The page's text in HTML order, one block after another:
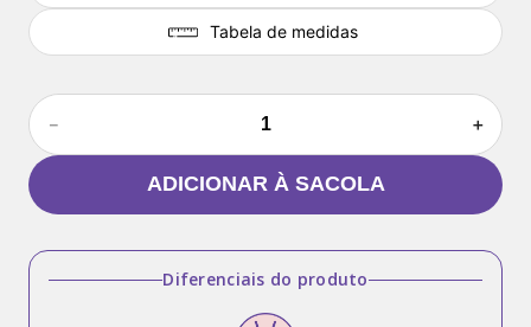
Tabela de medidas
＋
－
ADICIONAR À SACOLA
Diferenciais do produto